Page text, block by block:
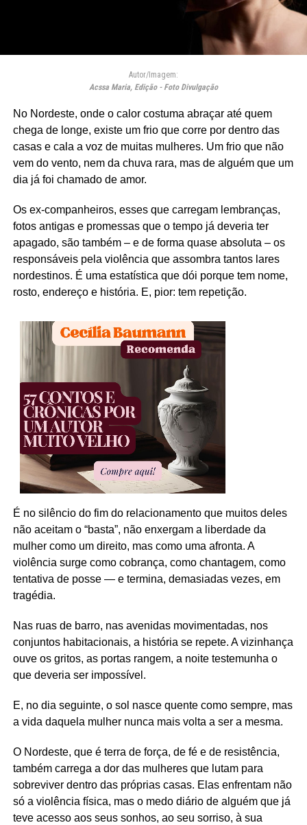
Autor/Imagem:
Acssa Maria, Edição - Foto Divulgação
No Nordeste, onde o calor costuma abraçar até quem
chega de longe, existe um frio que corre por dentro das
casas e cala a voz de muitas mulheres. Um frio que não
vem do vento, nem da chuva rara, mas de alguém que um
dia já foi chamado de amor.
Os ex-companheiros, esses que carregam lembranças,
fotos antigas e promessas que o tempo já deveria ter
apagado, são também – e de forma quase absoluta – os
responsáveis pela violência que assombra tantos lares
nordestinos. É uma estatística que dói porque tem nome,
rosto, endereço e história. E, pior: tem repetição.
É no silêncio do fim do relacionamento que muitos deles
não aceitam o “basta”, não enxergam a liberdade da
mulher como um direito, mas como uma afronta. A
violência surge como cobrança, como chantagem, como
tentativa de posse — e termina, demasiadas vezes, em
tragédia.
Nas ruas de barro, nas avenidas movimentadas, nos
conjuntos habitacionais, a história se repete. A vizinhança
ouve os gritos, as portas rangem, a noite testemunha o
que deveria ser impossível.
E, no dia seguinte, o sol nasce quente como sempre, mas
a vida daquela mulher nunca mais volta a ser a mesma.
O Nordeste, que é terra de força, de fé e de resistência,
também carrega a dor das mulheres que lutam para
sobreviver dentro das próprias casas. Elas enfrentam não
só a violência física, mas o medo diário de alguém que já
teve acesso aos seus sonhos, ao seu sorriso, à sua